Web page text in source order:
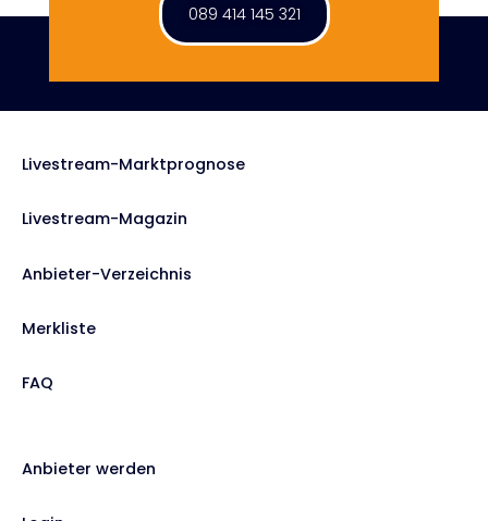
089 414 145 321
Livestream-Marktprognose
Livestream-Magazin
Anbieter-Verzeichnis
Merkliste
FAQ
Anbieter werden